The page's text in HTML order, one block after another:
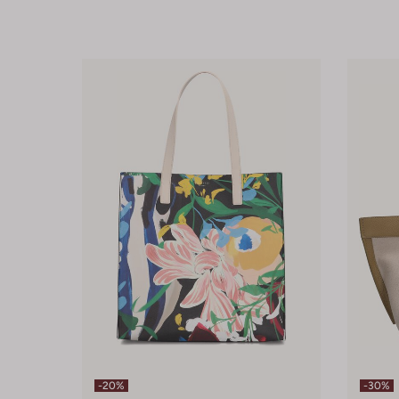
-20% -30%